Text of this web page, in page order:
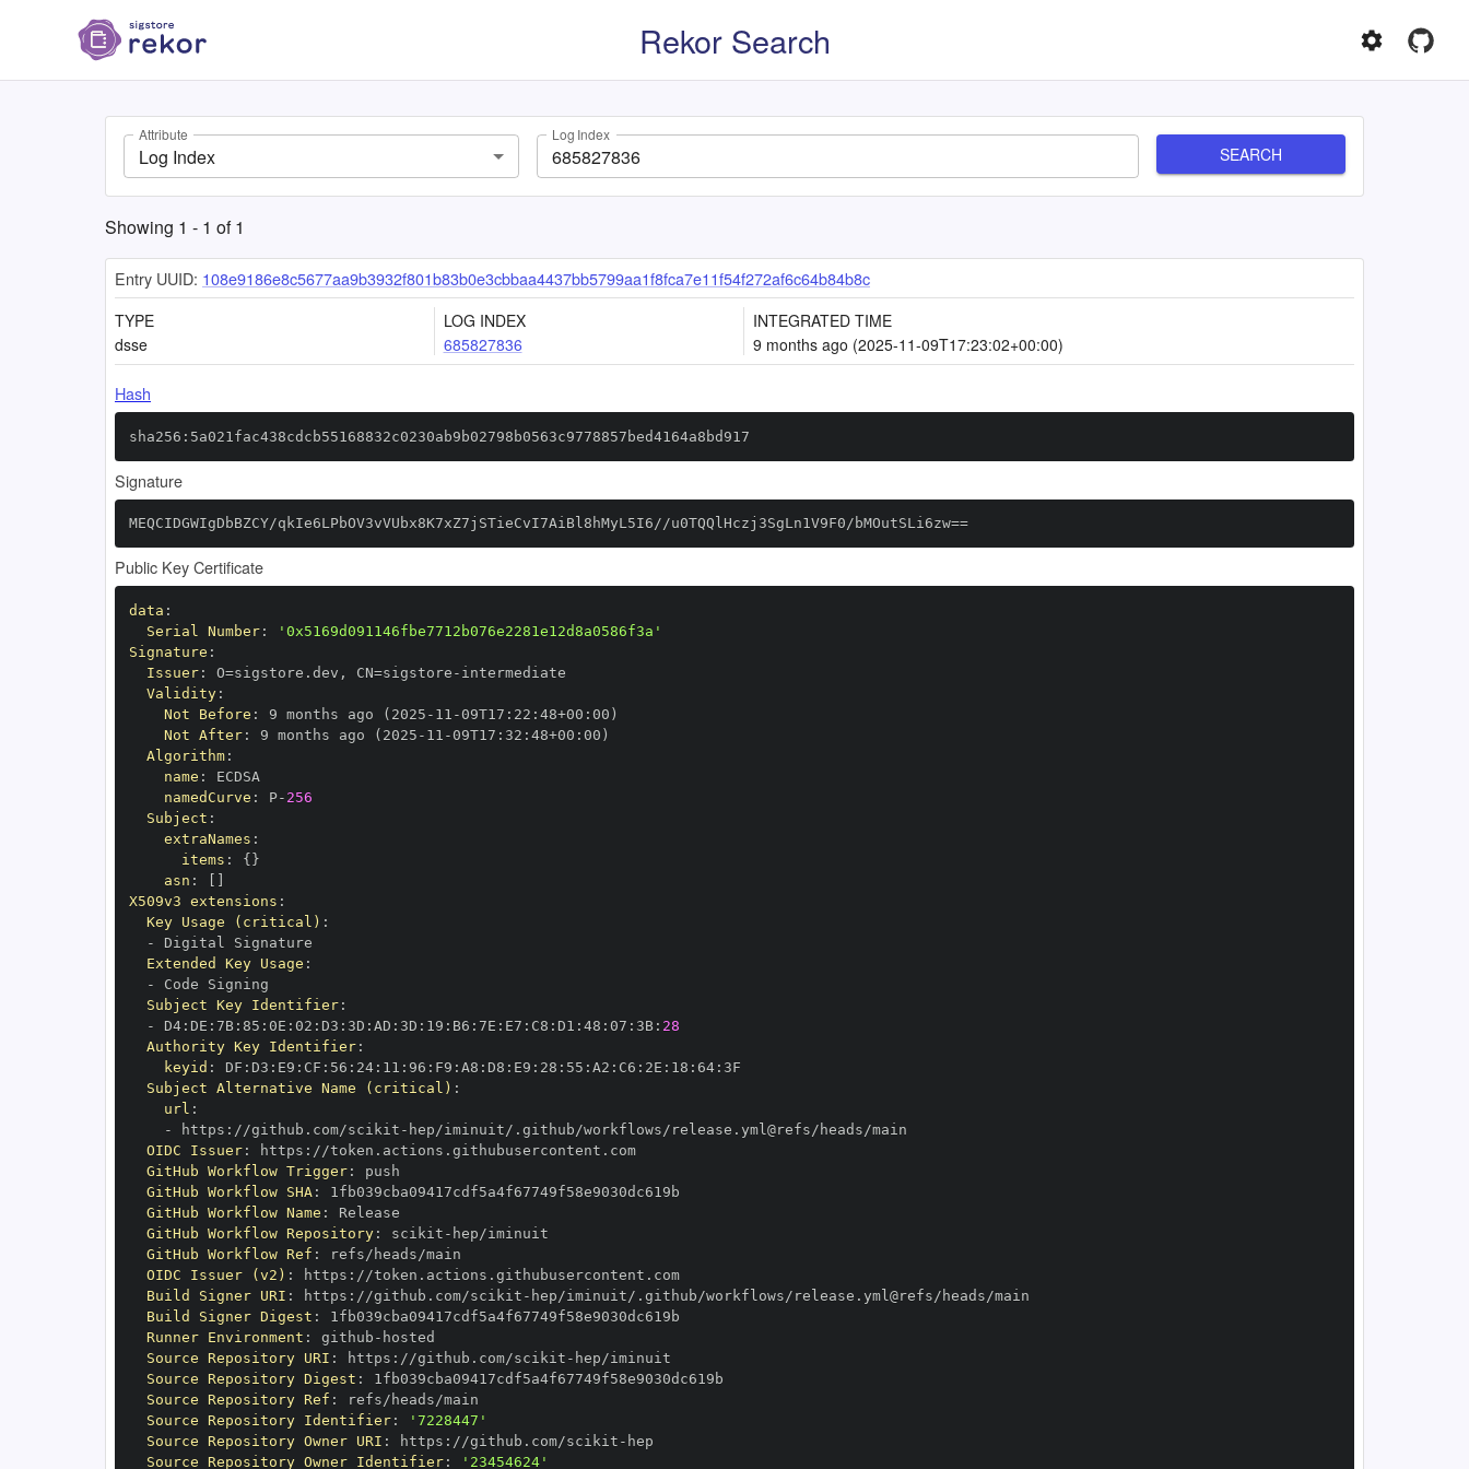
Rekor Search
Attribute
Log Index
Log Index
SEARCH
Showing 1 - 1 of1
Entry UUID: 108e9186e8c5677aa9b3932f801b83b0e3cbbaa4437bb5799aa1f8fca7e11f54f272af6c64b84b8c
TYPE
dsse
LOG INDEX
685827836
INTEGRATED TIME
9 months ago (2025-11-09T17:23:02+00:00)
Hash
sha256:5a021fac438cdcb55168832c0230ab9b02798b0563c9778857bed4164a8bd917
Signature
MEQCIDGWIgDbBZCY/qkIe6LPbOV3vVUbx8K7xZ7jSTieCvI7AiBl8hMyL5I6//u0TQQlHczj3SgLn1V9F0/bMOutSLi6zw==
Public Key Certificate
data :
Serial Number:
'0x5169d091146fbe7712b076e2281e12d8a0586f3a'
Signature :
Issuer: O=sigstore.dev , CN=sigstore -
Validity:
Not Before : 9 months ago (2025 - 11 -09T17 : 22 : 48+00 :
Not After: 9 months ago (2025 - 11 -09T17 : 32 : 48+00 :
Algorithm:
name :
namedCurve : P- 256
Subject :
extraNames :
items : { }
asn :
X509v3 extensions :
Key Usage (critical) :
-
Extended Key Usage :
-
Subject Key Identifier:
-
D4: DE : 7B: 85 : 0E : 02 : D3 : 3D : AD : 3D : 19 : B6 : 7E : E7 : C8 : D1 : 48 : 07 : 3B: 28
Authority Key Identifier:
keyid : DF : D3 : E9 : CF : 56 : 24: 11 : 96 : F9 : A8 : D8 : E9 : 28 : 55 : A2 : C6 : 2E : 18 : 64:
Subject Alternative Name (critical) :
url :
-
https : //github.com/scikit -
OIDC Issuer: https :
//token.actions.githubusercontent.com
GitHub Workflow Trigger:
GitHub Workflow SHA:
GitHub Workflow Name :
GitHub Workflow Repository: scikit -
GitHub Workflow Ref :
OIDC Issuer (v2) : https :
//token.actions.githubusercontent.com
Build Signer URI : https : //github.com/scikit -
Build Signer Digest :
Runner Environment : github -
Source Repository URI : https : //github.com/scikit -
Source Repository Digest :
Source Repository Ref :
Source Repository Identifier:
'7228447'
Source Repository Owner URI : https : //github.com/scikit -
Source Repository Owner Identifier: '23454624'